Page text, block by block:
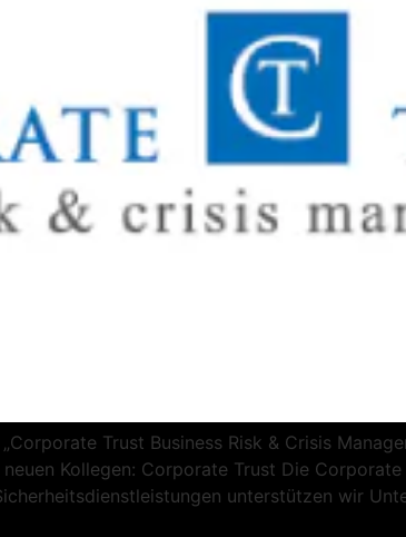
Trust Business Risk & Crisis
Kollegen: Corporate Trust Die
unterstützen wir